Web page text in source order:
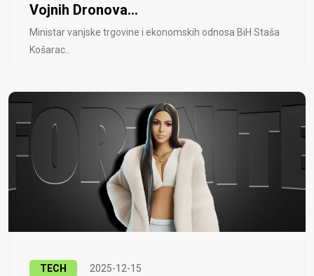
Vojnih Dronova...
Ministar vanjske trgovine i ekonomskih odnosa BiH Staša
Košarac..
TECH 2025-12-15